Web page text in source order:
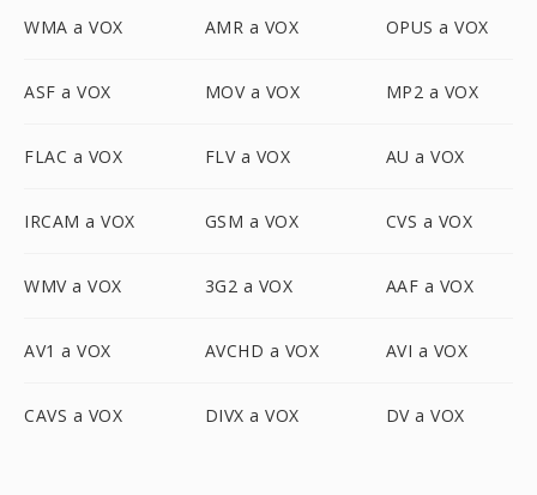
WMA a VOX AMR a VOX OPUS a VOX
ASF a VOX MOV a VOX MP2 a VOX
FLAC a VOX FLV a VOX AU a VOX
IRCAM a VOX GSM a VOX CVS a VOX
WMV a VOX 3G2 a VOX AAF a VOX
AV1 a VOX AVCHD a VOX AVI a VOX
CAVS a VOX DIVX a VOX DV a VOX